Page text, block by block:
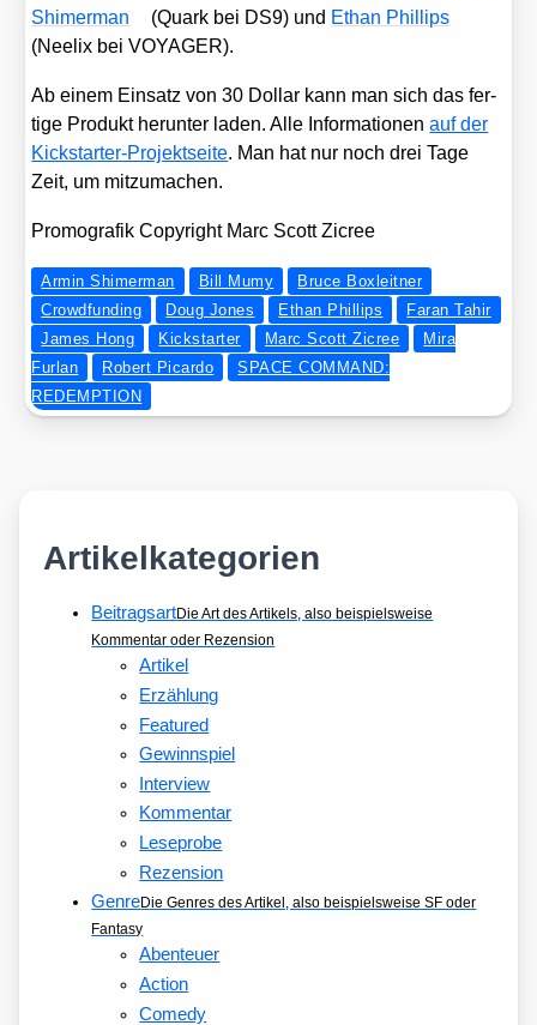
Shi­mer­man
(Quark bei DS9) und Ethan Phil­lips
(Nee­lix bei VOYAGER).
Ab einem Ein­satz von 30 Dol­lar kann man sich das fer­
ti­ge Pro­dukt her­un­ter laden. Alle Infor­ma­tio­nenauf der
Kick­star­ter-Pro­jekt­sei­te. Man hat nur noch drei Tage
Zeit, um mit­zu­ma­chen.
Pro­mo­gra­fik Copy­right Marc Scott Zicree
Armin Shimerman Bill Mumy
Bruce Boxleitner
Crowdfunding
Doug Jones Ethan Phillips
Faran Tahir
James Hong
Kickstarter Marc Scott Zicree
Mira
Furlan
Robert Picardo
SPACE COMMAND:
REDEMPTION
Artikelkategorien
BeitragsartDie Art des Artikels, also beispielsweise
Kommentar oder Rezension
Artikel
Erzählung
Featured
Gewinnspiel
Interview
Kommentar
Leseprobe
Rezension
GenreDie Genres des Artikel, also beispielsweise SF oder
Fantasy
Abenteuer
Action
Comedy